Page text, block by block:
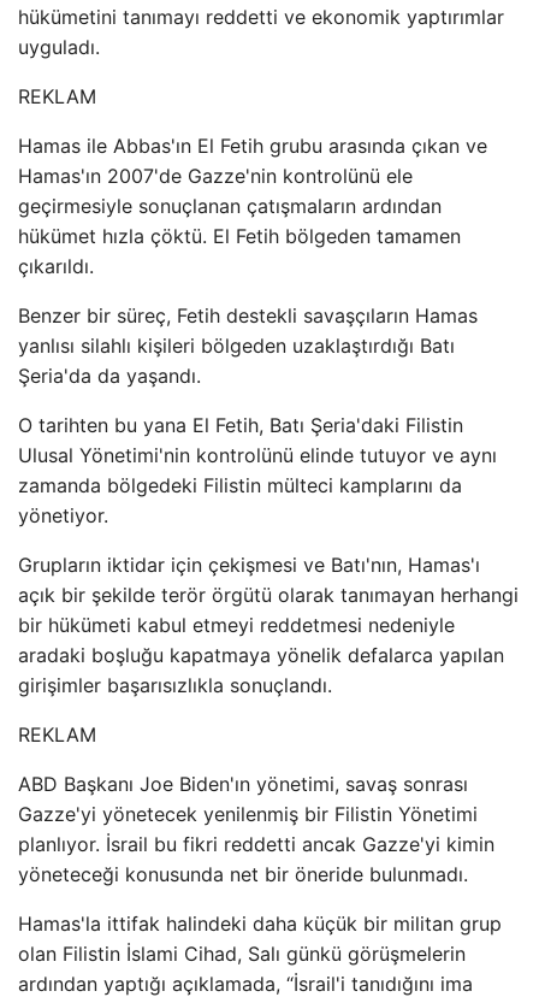
hükümetini tanımayı reddetti ve ekonomik yaptırımlar
uyguladı.
REKLAM
Hamas ile Abbas'ın El Fetih grubu arasında çıkan ve
Hamas'ın 2007'de Gazze'nin kontrolünü ele
geçirmesiyle sonuçlanan çatışmaların ardından
hükümet hızla çöktü. El Fetih bölgeden tamamen
çıkarıldı.
Benzer bir süreç, Fetih destekli savaşçıların Hamas
yanlısı silahlı kişileri bölgeden uzaklaştırdığı Batı
Şeria'da da yaşandı.
O tarihten bu yana El Fetih, Batı Şeria'daki Filistin
Ulusal Yönetimi'nin kontrolünü elinde tutuyor ve aynı
zamanda bölgedeki Filistin mülteci kamplarını da
yönetiyor.
Grupların iktidar için çekişmesi ve Batı'nın, Hamas'ı
açık bir şekilde terör örgütü olarak tanımayan herhangi
bir hükümeti kabul etmeyi reddetmesi nedeniyle
aradaki boşluğu kapatmaya yönelik defalarca yapılan
girişimler başarısızlıkla sonuçlandı.
REKLAM
ABD Başkanı Joe Biden'ın yönetimi, savaş sonrası
Gazze'yi yönetecek yenilenmiş bir Filistin Yönetimi
planlıyor. İsrail bu fikri reddetti ancak Gazze'yi kimin
yöneteceği konusunda net bir öneride bulunmadı.
Hamas'la ittifak halindeki daha küçük bir militan grup
olan Filistin İslami Cihad, Salı günkü görüşmelerin
ardından yaptığı açıklamada, “İsrail'i tanıdığını ima